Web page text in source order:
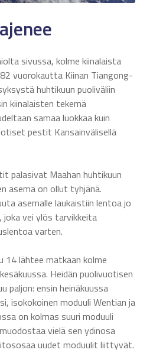
sivussa, kolme kiinalaista
vuorokautta Kiinan Tiangong-
huhtikuun puoliväliin
kiinalaisten tekemä
samaa luokkaa kuin
pestit Kansainvälisellä
palasivat Maahan huhtikuun
asema on ollut tyhjänä.
asemalle laukaistiin lentoa jo
vei ylös tarvikkeita
varten.
14 lähtee matkaan kolme
Heidän puolivuotisen
paljon: ensin heinäkuussa
isokokoinen moduuli Wentian ja
on kolmas suuri moduuli
vielä sen ydinosa
uudet moduulit liittyvät.